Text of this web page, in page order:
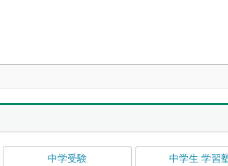
中学受験 中学生 学習